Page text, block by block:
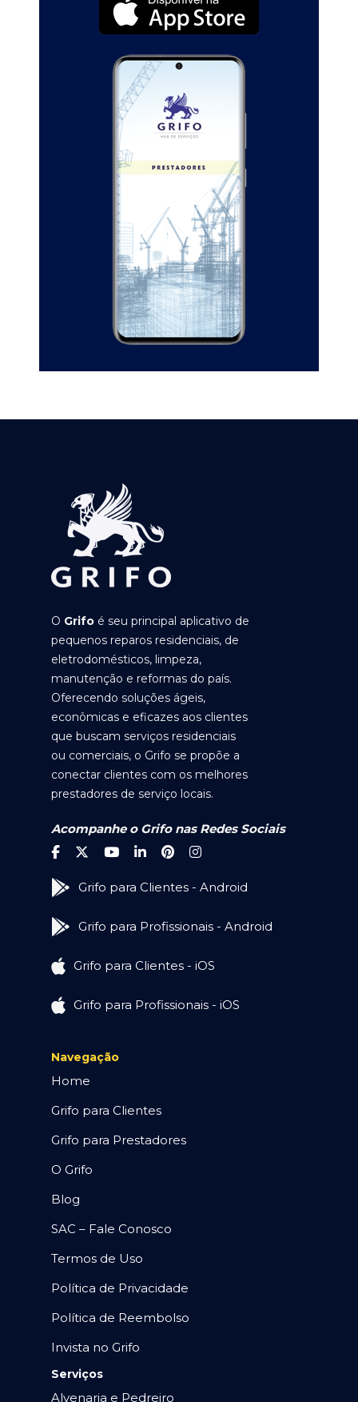
O Grifo é seu principal aplicativo de
pequenos reparos residenciais, de
eletrodomésticos, limpeza,
manutenção e reformas do país.
Oferecendo soluções ágeis,
econômicas e eficazes aos clientes
que buscam serviços residenciais
ou comerciais, o Grifo se propõe a
conectar clientes com os melhores
prestadores de serviço locais.
Acompanhe o Grifo nas Redes Sociais
Grifo para Clientes - Android
Grifo para Profissionais - Android
Grifo para Clientes - iOS
Grifo para Profissionais - iOS
Navegação
Home
Grifo para Clientes
Grifo para Prestadores
O Grifo
Blog
SAC – Fale Conosco
Termos de Uso
Política de Privacidade
Política de Reembolso
Invista no Grifo
Serviços
Alvenaria e Pedreiro